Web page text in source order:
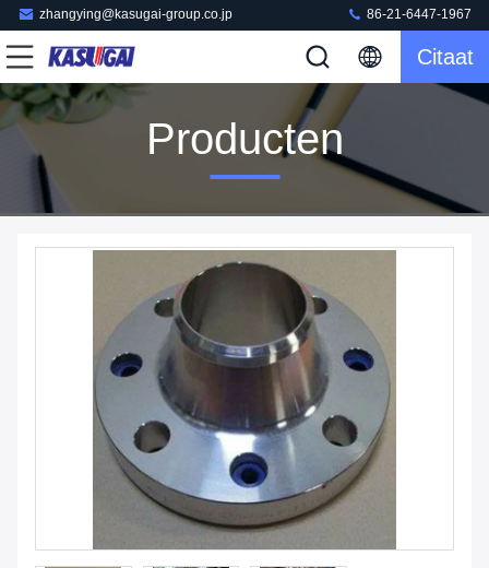
zhangying@kasugai-group.co.jp 86-21-6447-1967
Citaat
Producten